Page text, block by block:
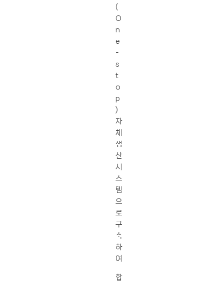
(
O
n
e
-
s
t
o
p
)
자
체
생
산
시
스
템
으
로
구
축
하
여
합